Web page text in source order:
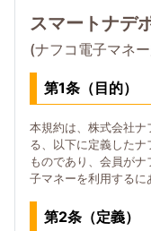
スマートナデ
(ナフコ電子マネー
第1条（目的）
本規約は、株式会社ナ
る、以下に定義した
ものであり、会員が
子マネーを利用するに
第2条（定義）